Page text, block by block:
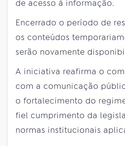
de acesso à informação.
Encerrado o período de
os conteúdos
serão novamente
A iniciativa reafirma o
com a comunicação
o fortalecimento do
fiel cumprimento da
normas institucionais